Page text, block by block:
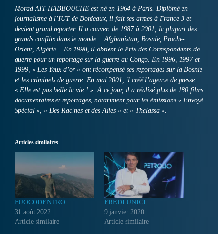
Morad AIT-HABBOUCHE est né en 1964 à Paris. Diplômé en
journalisme à l’IUT de Bordeaux, il fait ses armes à France 3 et
devient grand reporter. Il a couvert de 1987 à 2001, la plupart des
grands conflits dans le monde… Afghanistan, Bosnie, Proche-
Orient, Algérie… En 1998, il obtient le Prix des Correspondants de
guerre pour un reportage sur la guerre au Congo. En 1996, 1997 et
1999, « Les Yeux d’or » ont récompensé ses reportages sur la Bosnie
et les criminels de guerre. En mai 2001, il créé l’agence de presse
« Elle est pas belle la vie ! ». À ce jour, il a réalisé plus de 180 films
documentaires et reportages, notamment pour les émissions « Envoyé
Spécial », « Des Racines et des Ailes » et « Thalassa ».
Articles similaires
FUOCODENTRO
31 août 2022
Article similaire
EREDI UNICI
9 janvier 2020
Article similaire